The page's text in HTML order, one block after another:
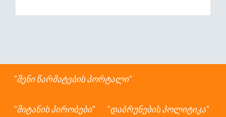
Უკიდურესად Აქტიური :
შენი წარმატების პორტალი
მიტანის პირობები დაბრუნების პოლიტიკა